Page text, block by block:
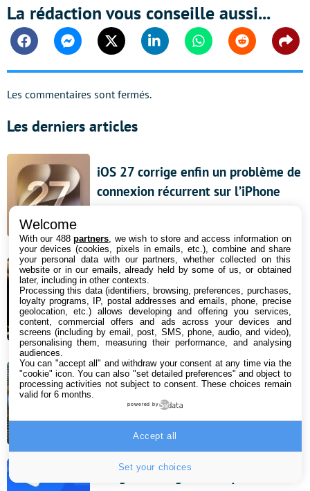
La rédaction vous conseille aussi...
FacebookMessengerTwitter Linkedin WhatsappReddit
Les commentaires sont fermés.
Les derniers articles
iOS 27 corrige enfin un problème de
connexion récurrent sur l’iPhone
Bon plan : ce vidéoprojecteur
Hisense triple laser 4K s’affiche avec
une rédaction de 390 € sur Amazon
!
7 août 2026 18:00
Android 18 : quels Samsung Galaxy
ne recevront pas la mise à jour ?
Google Messages s’attaque enfin à
Welcome
With our 488partners , we wish to store and access information on
your devices (cookies, pixels in emails, etc.), combine and share
your personal data with our partners, whether collected on this
website or in our emails, already held by some of us, or obtained
later, including in other contexts.
Processing this data (identifiers, browsing, preferences, purchases,
loyalty programs, IP, postal addresses and emails, phone, precise
geolocation, etc.) allows developing and offering you services,
content, commercial offers and ads across your devices and
screens (including by email, post, SMS, phone, audio, and video),
personalising them, measuring their performance, and analysing
audiences.
You can "accept all" and withdraw your consent at any time via the
"cookie" icon. You can also "set detailed preferences" and object to
processing activities not subject to consent. These choices remain
valid for 6 months.
powered by
Set your choices
Accept all